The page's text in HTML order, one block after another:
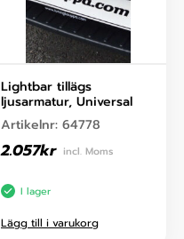
Lightbar tillägs
ljusarmatur, Universal
Artikelnr: 64778
2.057kr incl. Moms
I lager
Lägg till i varukorg